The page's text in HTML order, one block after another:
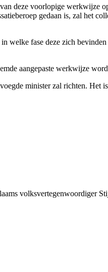
deze voorlopige werkwijze
gedaan is, zal het
welke fase deze zich
aangepaste werkwijze
minister zal richten. Het
volksvertegenwoordiger